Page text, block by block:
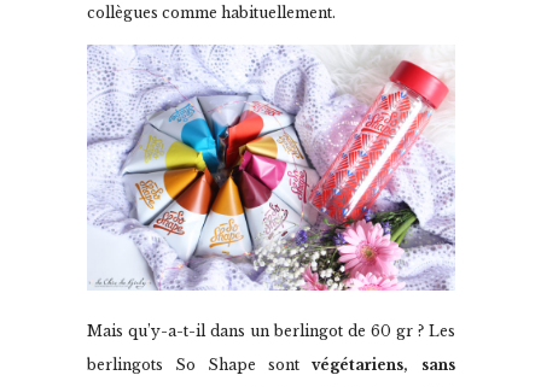
collègues comme habituellement.
Mais qu’y-a-t-il dans un berlingot de 60 gr ? Les
berlingots So Shape sontvégétariens, sans